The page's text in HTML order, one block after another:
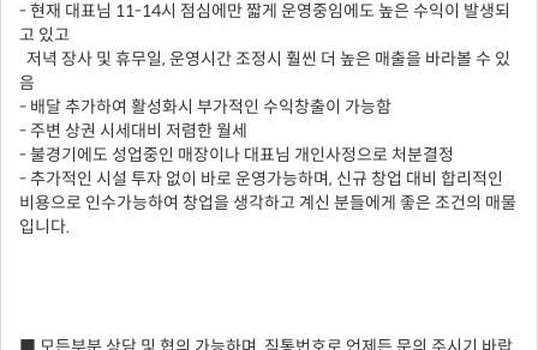
- 현재 대표님 11-14시 점심에만 짧게 운영중임에도 높은 수익이 발생되
고 있고
저녁 장사 및 휴무일, 운영시간 조정시 훨씬 더 높은 매출을 바라볼 수 있
음
- 배달 추가하여 활성화시 부가적인 수익창출이 가능함
- 주변 상권 시세대비 저렴한 월세
- 불경기에도 성업중인 매장이나 대표님 개인사정으로 처분결정
- 추가적인 시설 투자 없이 바로 운영가능하며, 신규 창업 대비 합리적인
비용으로 인수가능하여 창업을 생각하고 계신 분들에게 좋은 조건의 매물
입니다.